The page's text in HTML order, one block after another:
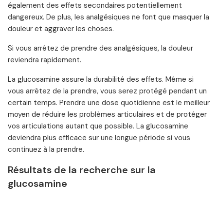
également des effets secondaires potentiellement
dangereux. De plus, les analgésiques ne font que masquer la
douleur et aggraver les choses.
Si vous arrêtez de prendre des analgésiques, la douleur
reviendra rapidement.
La glucosamine assure la durabilité des effets. Même si
vous arrêtez de la prendre, vous serez protégé pendant un
certain temps. Prendre une dose quotidienne est le meilleur
moyen de réduire les problèmes articulaires et de protéger
vos articulations autant que possible. La glucosamine
deviendra plus efficace sur une longue période si vous
continuez à la prendre.
Résultats de la recherche sur la
glucosamine